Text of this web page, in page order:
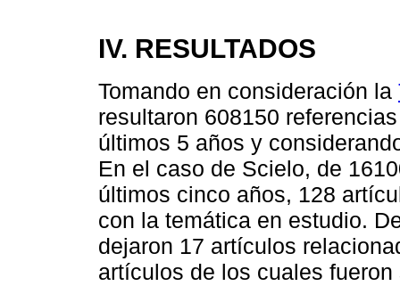
IV. RESULTADOS
Tomando en consideración la
resultaron 608150
últimos 5 años y
En el caso de Scielo, de
últimos cinco años, 128
con la temática en estudio.
dejaron 17 artículos
artículos de los cuales